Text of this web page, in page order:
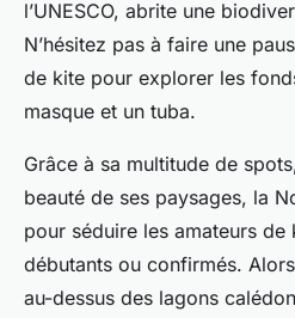
l’UNESCO, abrite une
N’hésitez pas à faire une
de kite pour explorer les
masque et un tuba.
Grâce à sa multitude de
beauté de ses paysages, la
pour séduire les amateurs de
débutants ou confirmés.
au-dessus des lagons